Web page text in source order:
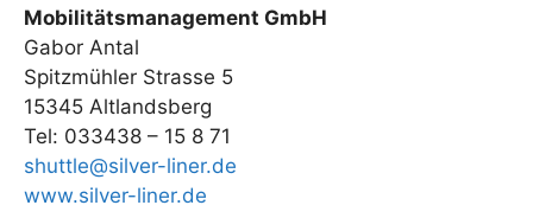
Mobilitätsmanagement GmbH
Gabor Antal
Spitzmühler Strasse 5
15345 Altlandsberg
Tel: 033438 – 15 8 71
shuttle@silver-liner.de
www.silver-liner.de